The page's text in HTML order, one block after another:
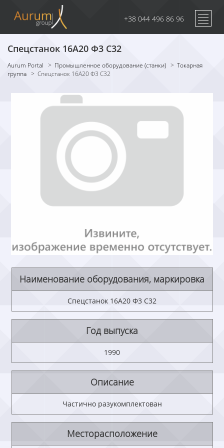
+38 044 496 86 96
Спецстанок 16А20 Ф3 С32
Aurum Portal > Промышленное оборудование (станки) > Токарная
группа > Спецстанок 16А20 Ф3 С32
Наименование оборудования, маркировка
Спецстанок 16А20 Ф3 С32
Год выпуска
1990
Описание
Частично разукомплектован
Месторасположение